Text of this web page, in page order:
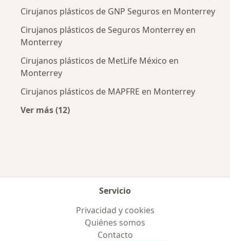
Cirujanos plásticos de GNP Seguros en Monterrey
Cirujanos plásticos de Seguros Monterrey en
Monterrey
Cirujanos plásticos de MetLife México en
Monterrey
Cirujanos plásticos de MAPFRE en Monterrey
Ver más (12)
Servicio
Privacidad y cookies
Quiénes somos
Contacto